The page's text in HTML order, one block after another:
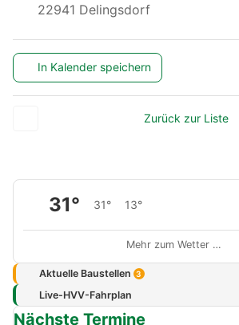
22941 Delingsdorf
In Kalender speichern
Zurück zur Liste
31° 31° 13°
Mehr zum Wetter …
Aktuelle Baustellen 3
Live-HVV-Fahrplan
Nächste Termine